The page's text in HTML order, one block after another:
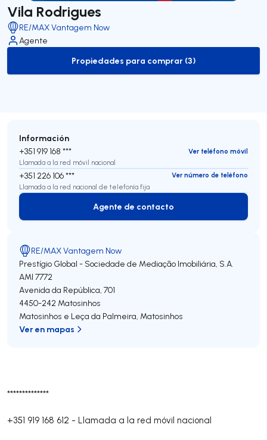
Vila Rodrigues
RE/MAX Vantagem Now
Agente
to-buy-listing
Propiedades para comprar (3)
**************
+351 919 168 612 - Llamada a la red móvil nacional
Información
+351 919 168 ***
Ver teléfono móvil
Llamada a la red móvil nacional
+351 226 106 ***
Ver número de teléfono
Llamada a la red nacional de telefonía fija
Agente de contacto
Agente de contacto
RE/MAX Vantagem Now
Prestígio Global - Sociedade de Mediação Imobiliária, S.A.
AMI 7772
Avenida da República, 701
4450-242 Matosinhos
Matosinhos e Leça da Palmeira, Matosinhos
Ver en mapas